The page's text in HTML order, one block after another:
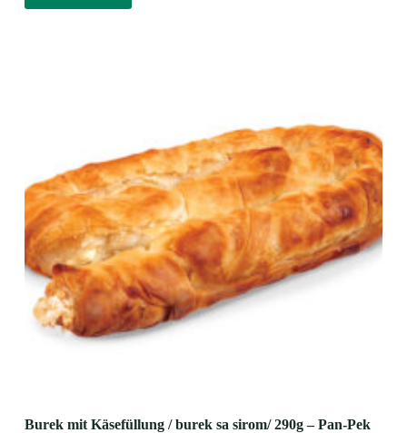
Burek mit Käsefüllung / burek sa sirom/ 290g – Pan-Pek